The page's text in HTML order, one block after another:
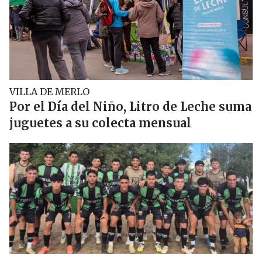
VILLA DE MERLO
Por el Día del Niño, Litro de Leche suma
juguetes a su colecta mensual